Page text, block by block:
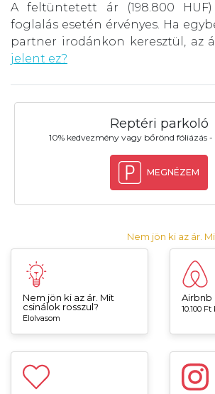
A feltüntetett ár (198.800
foglalás esetén érvényes. Ha
partner irodánkon keresztül, az
jelent ez?
Reptéri parkoló
10% kedvezmény vagy bőrönd fóliázás -
MEGNÉZEM
Nem jön ki az ár.
Nem jön ki az ár. Mit
csinálok rosszul?
Elolvasom
Airbnb
10.100